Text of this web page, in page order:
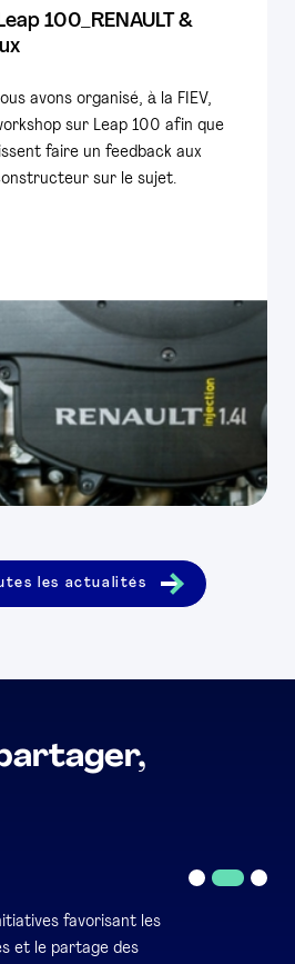
100_RENAULT &
avons organisé, à la FIEV,
sur Leap 100 afin que
faire un feedback aux
sur le sujet.
les actualités
favorisant les
et le partage des
ArticleArticle